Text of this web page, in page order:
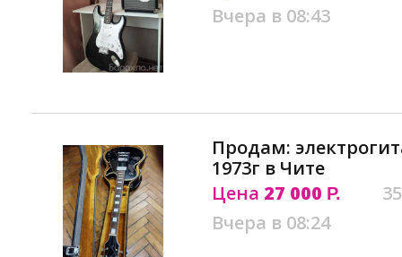
Вчера в 08:43
Продам:
1973г в Чите
Цена 27 000 Р.
Вчера в 08:24